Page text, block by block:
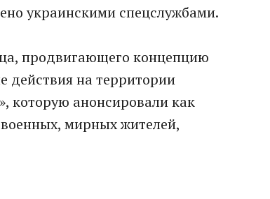
украинскими спецслужбами.
продвигающего концепцию
действия на территории
которую анонсировали как
мирных жителей,